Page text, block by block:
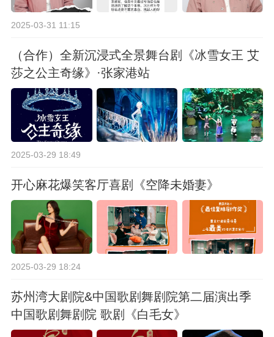
2025-03-31 11:15
（合作）全新沉浸式全景舞台剧《冰雪女王 艾
莎之公主奇缘》·张家港站
2025-03-29 18:49
开心麻花爆笑客厅喜剧《空降未婚妻》
2025-03-29 18:24
苏州湾大剧院&中国歌剧舞剧院第二届演出季
中国歌剧舞剧院 歌剧《白毛女》